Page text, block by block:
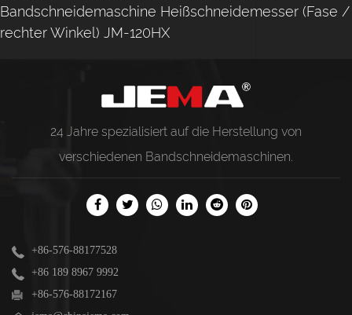
Bandschneidemaschine Heißschneidemesser (Fase /
rechter Winkel) JM-120HX
24 Jahre spezialisiert auf die Herstellung von
verschiedenen Bandschneidemaschinen
+86-576-88177528
+86 189 8967 9992
+86-576-88172167